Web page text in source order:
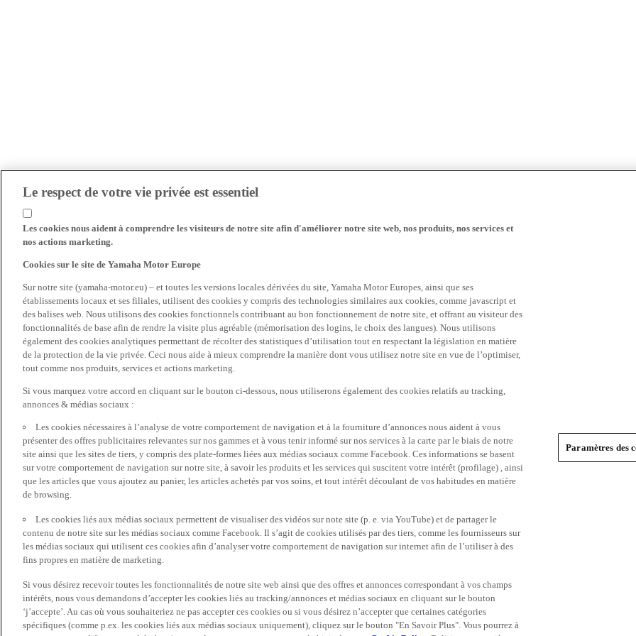
Le respect de votre vie privée est essentiel
Les cookies nous aident à comprendre les visiteurs de notre site afin d'améliorer notre site web, nos produits, nos services et
nos actions marketing.
Cookies sur le site de Yamaha Motor Europe
Sur notre site (yamaha-motor.eu) – et toutes les versions locales dérivées du site, Yamaha Motor Europes, ainsi que ses
établissements locaux et ses filiales, utilisent des cookies y compris des technologies similaires aux cookies, comme javascript et
des balises web. Nous utilisons des cookies fonctionnels contribuant au bon fonctionnement de notre site, et offrant au visiteur des
fonctionnalités de base afin de rendre la visite plus agréable (mémorisation des logins, le choix des langues). Nous utilisons
également des cookies analytiques permettant de récolter des statistiques d’utilisation tout en respectant la législation en matière
de la protection de la vie privée. Ceci nous aide à mieux comprendre la manière dont vous utilisez notre site en vue de l’optimiser,
tout comme nos produits, services et actions marketing.
Si vous marquez votre accord en cliquant sur le bouton ci-dessous, nous utiliserons également des cookies relatifs au tracking,
annonces & médias sociaux :
Les cookies nécessaires à l’analyse de votre comportement de navigation et à la fourniture d’annonces nous aident à vous
présenter des offres publicitaires relevantes sur nos gammes et à vous tenir informé sur nos services à la carte par le biais de notre
site ainsi que les sites de tiers, y compris des plate-formes liées aux médias sociaux comme Facebook. Ces informations se basent
sur votre comportement de navigation sur notre site, à savoir les produits et les services qui suscitent votre intérêt (profilage) , ainsi
que les articles que vous ajoutez au panier, les articles achetés par vos soins, et tout intérêt découlant de vos habitudes en matière
de browsing.
Les cookies liés aux médias sociaux permettent de visualiser des vidéos sur note site (p. e. via YouTube) et de partager le
contenu de notre site sur les médias sociaux comme Facebook. Il s’agit de cookies utilisés par des tiers, comme les fournisseurs sur
les médias sociaux qui utilisent ces cookies afin d’analyser votre comportement de navigation sur internet afin de l’utiliser à des
fins propres en matière de marketing.
Si vous désirez recevoir toutes les fonctionnalités de notre site web ainsi que des offres et annonces correspondant à vos champs
intérêts, nous vous demandons d’accepter les cookies liés au tracking/annonces et médias sociaux en cliquant sur le bouton
‘j’accepte’. Au cas où vous souhaiteriez ne pas accepter ces cookies ou si vous désirez n’accepter que certaines catégories
spécifiques (comme p.ex. les cookies liés aux médias sociaux uniquement), cliquez sur le bouton "En Savoir Plus". Vous pourrez à
Paramètres des